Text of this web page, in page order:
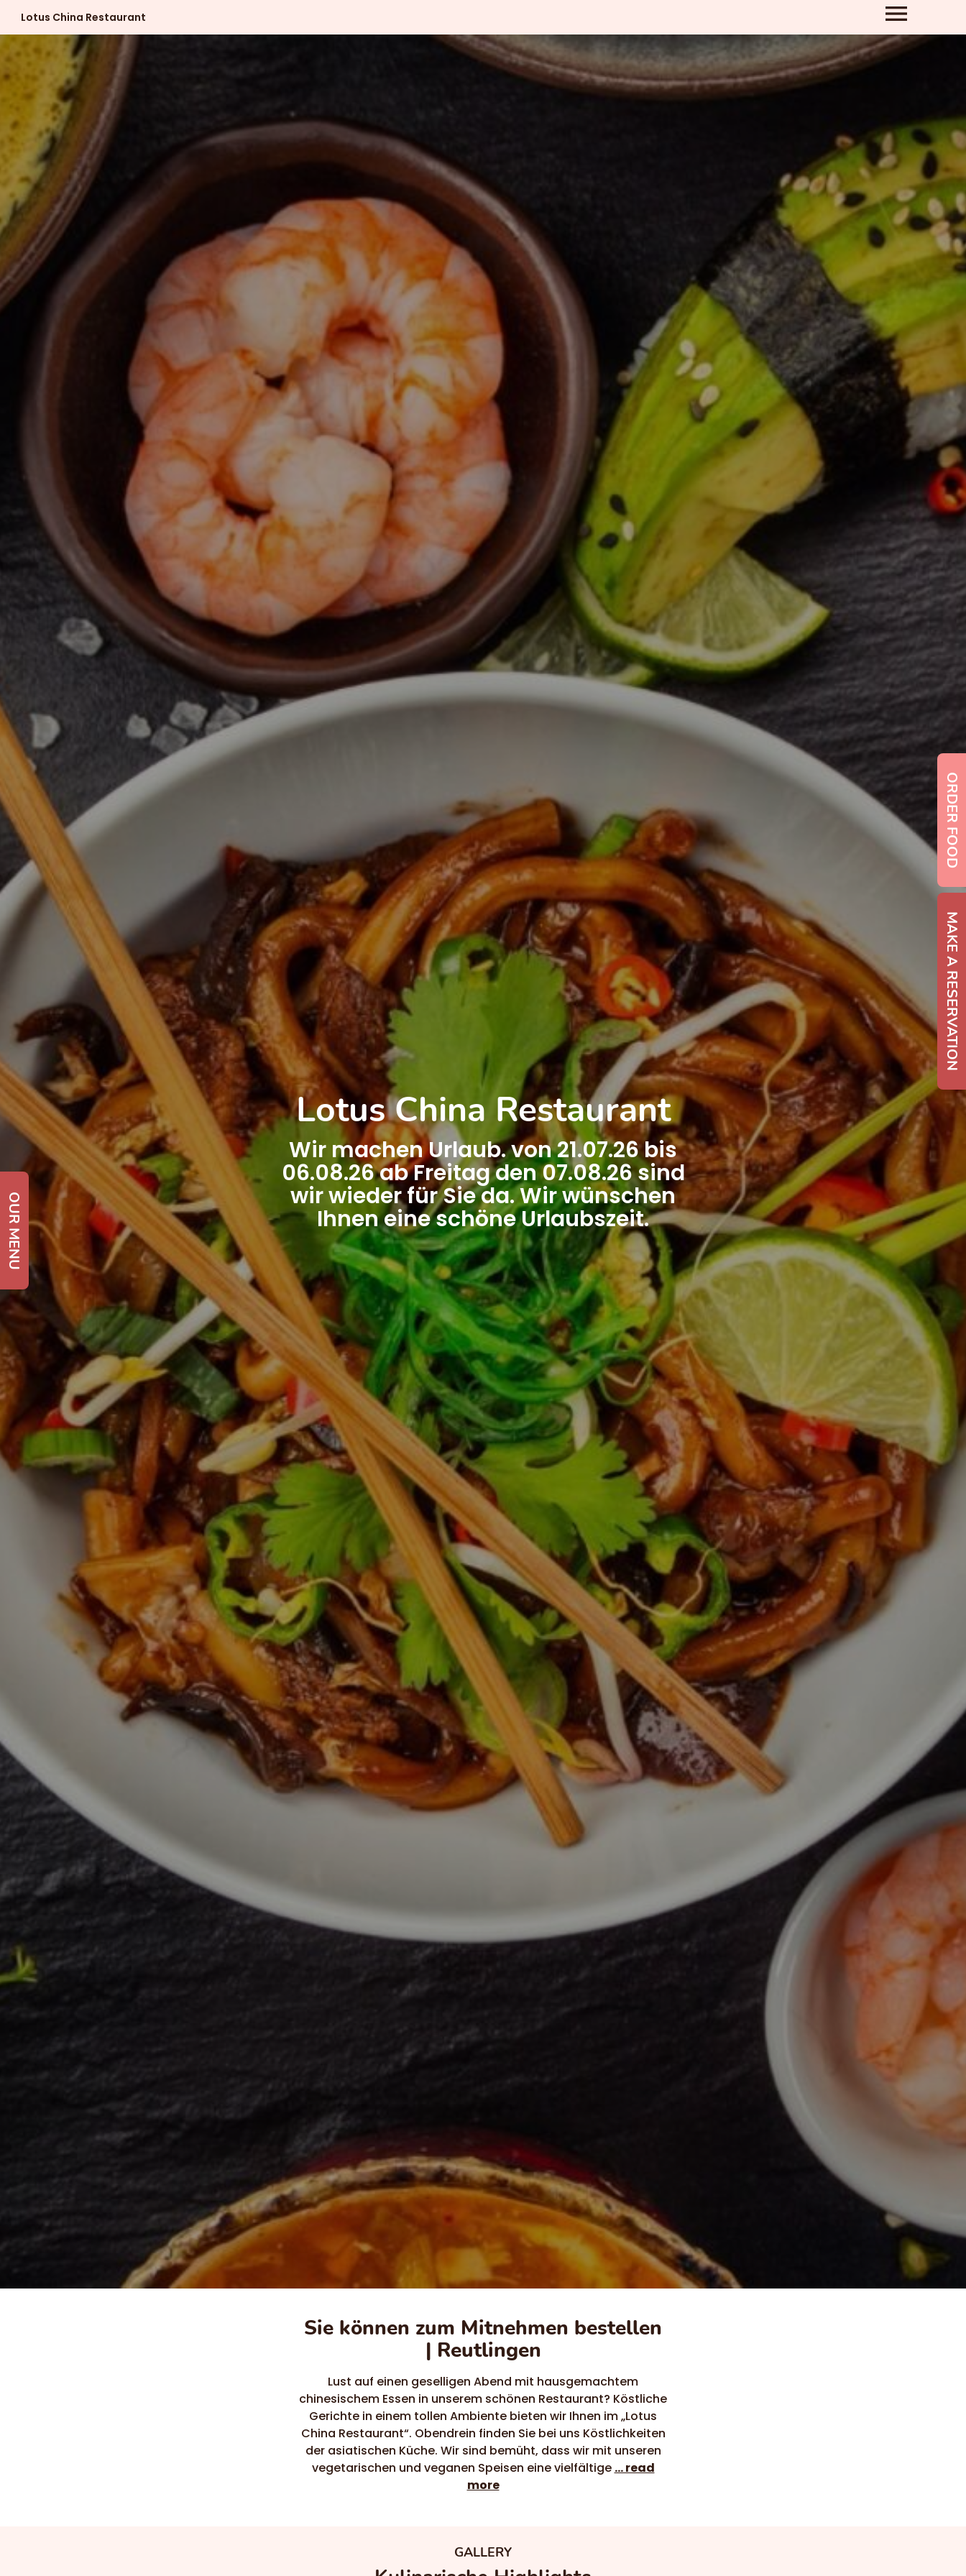
Lotus China Restaurant
Lotus China Restaurant
Wir machen Urlaub. von 21.07.26 bis
06.08.26 ab Freitag den 07.08.26 sind
wir wieder für Sie da. Wir wünschen
Ihnen eine schöne Urlaubszeit.
OUR MENU
ORDER FOOD
MAKE A RESERVATION
Sie können zum Mitnehmen bestellen
| Reutlingen
Lust auf einen geselligen Abend mit hausgemachtem
chinesischem Essen in unserem schönen Restaurant? Köstliche
Gerichte in einem tollen Ambiente bieten wir Ihnen im „Lotus
China Restaurant“. Obendrein finden Sie bei uns Köstlichkeiten
der asiatischen Küche. Wir sind bemüht, dass wir mit unseren
vegetarischen und veganen Speisen eine vielfältige ... read
more
GALLERY